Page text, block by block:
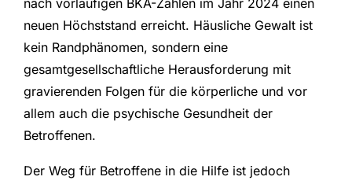
nach vorläufigen BKA-Zahlen im Jahr 2024 einen
neuen Höchststand erreicht. Häusliche Gewalt ist
kein Randphänomen, sondern eine
gesamtgesellschaftliche Herausforderung mit
gravierenden Folgen für die körperliche und vor
allem auch die psychische Gesundheit der
Betroffenen.
Der Weg für Betroffene in die Hilfe ist jedoch